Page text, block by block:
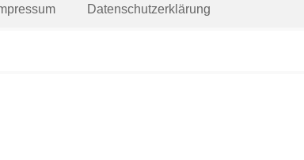
Datenschutzerklärung